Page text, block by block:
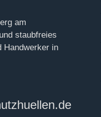
am
staub­freies
Hand­werker in